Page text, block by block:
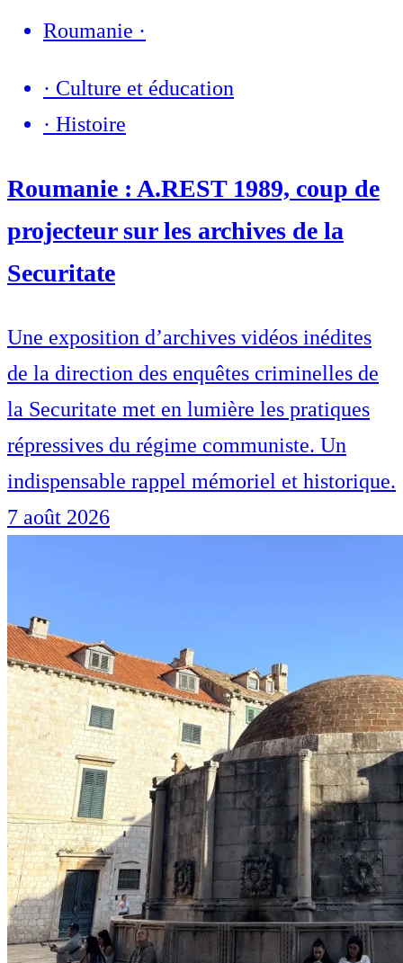
Roumanie ·
· Culture et éducation
· Histoire
Roumanie : A.REST 1989, coup de
projecteur sur les archives de la
Securitate
Une exposition d’archives vidéos inédites
de la direction des enquêtes criminelles de
la Securitate met en lumière les pratiques
répressives du régime communiste. Un
indispensable rappel mémoriel et historique.
7 août 2026